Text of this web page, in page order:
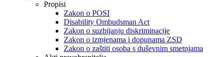
Propisi
Zakon o POSI
Disability Ombudsman Act
Zakon o suzbijanju diskriminacije
Zakon o izmjenama i dopunama ZSD
Zakon o zaštiti osoba s duševnim smetnjama